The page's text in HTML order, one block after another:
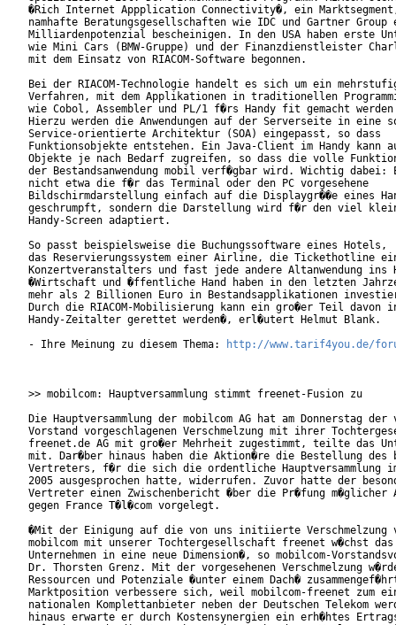
�Rich Internet Appplication Connectivity�, ein
namhafte Beratungsgesellschaften wie IDC und Gartner Group
Milliardenpotenzial bescheinigen. In den USA haben erste
wie Mini Cars (BMW-Gruppe) und der Finanzdienstleister
mit dem Einsatz von RIACOM-Software begonnen.
Bei der RIACOM-Technologie handelt es sich um ein
Verfahren, mit dem Applikationen in traditionellen
wie Cobol, Assembler und PL/1 f�rs Handy fit gemacht werden
Hierzu werden die Anwendungen auf der Serverseite in eine
Service-orientierte Architektur (SOA) eingepasst, so dass
Funktionsobjekte entstehen. Ein Java-Client im Handy kann
Objekte je nach Bedarf zugreifen, so dass die volle
der Bestandsanwendung mobil verf�gbar wird. Wichtig dabei:
nicht etwa die f�r das Terminal oder den PC vorgesehene
Bildschirmdarstellung einfach auf die Displaygr��e eines
geschrumpft, sondern die Darstellung wird f�r den viel
Handy-Screen adaptiert.
So passt beispielsweise die Buchungssoftware eines Hotels,
das Reservierungssystem einer Airline, die Tickethotline
Konzertveranstalters und fast jede andere Altanwendung ins
�Wirtschaft und �ffentliche Hand haben in den letzten
mehr als 2 Billionen Euro in Bestandsapplikationen
Durch die RIACOM-Mobilisierung kann ein gro�er Teil davon
Handy-Zeitalter gerettet werden�, erl�utert Helmut Blank.
- Ihre Meinung zu diesem Thema:
http://www.tarif4you.de/
>> mobilcom: Hauptversammlung stimmt freenet-Fusion zu
Die Hauptversammlung der mobilcom AG hat am Donnerstag der
Vorstand vorgeschlagenen Verschmelzung mit ihrer
freenet.de AG mit gro�er Mehrheit zugestimmt, teilte das
mit. Dar�ber hinaus haben die Aktion�re die Bestellung des
Vertreters, f�r die sich die ordentliche Hauptversammlung
2005 ausgesprochen hatte, widerrufen. Zuvor hatte der
Vertreter einen Zwischenbericht �ber die Pr�fung m�glicher
gegen France T�l�com vorgelegt.
�Mit der Einigung auf die von uns initiierte Verschmelzung
mobilcom mit unserer Tochtergesellschaft freenet w�chst das
Unternehmen in eine neue Dimension�, so mobilcom-
Dr. Thorsten Grenz. Mit der vorgesehenen Verschmelzung
Ressourcen und Potenziale �unter einem Dach�
Marktposition verbessere sich, weil mobilcom-freenet zum
nationalen Komplettanbieter neben der Deutschen Telekom
hinaus erwarte er durch Kostensynergien ein erh�htes